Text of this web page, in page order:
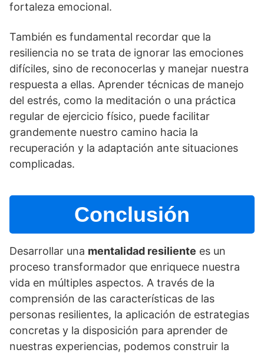
fortaleza emocional.
También es fundamental recordar que la
resiliencia no se trata de ignorar las emociones
difí­ciles, sino de reconocerlas y manejar nuestra
respuesta a ellas. Aprender técnicas de manejo
del estrés, como la meditación o una práctica
regular de ejercicio fí­sico, puede facilitar
grandemente nuestro camino hacia la
recuperación y la adaptación ante situaciones
complicadas.
Conclusión
Desarrollar una mentalidad resiliente es un
proceso transformador que enriquece nuestra
vida en múltiples aspectos. A través de la
comprensión de las caracterí­sticas de las
personas resilientes, la aplicación de estrategias
concretas y la disposición para aprender de
nuestras experiencias, podemos construir la